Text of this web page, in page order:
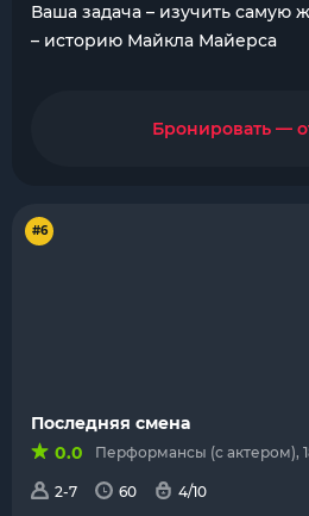
Ваша задача – изучить самую
– историю Майкла Майерса
Бронировать —
#6
Последняя смена
0.0
Перформансы (с актером),
2-7 60
4/10